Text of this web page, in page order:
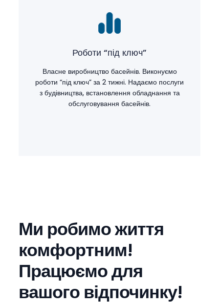
Роботи “під ключ”
Власне виробництво басейнів. Виконуємо
роботи “під ключ” за 2 тижні. Надаємо послуги
з будівництва, встановлення обладнання та
обслуговування басейнів.
Ми робимо життя
комфортним!
Працюємо для
вашого відпочинку!